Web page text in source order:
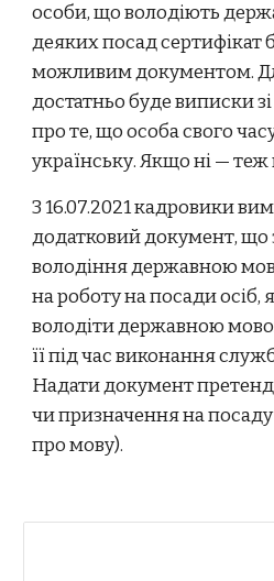
особи, що володіють
деяких посад сертифікат
можливим документом.
достатньо буде виписки
про те, що особа свого
українську. Якщо ні — теж
З 16.07.2021 кадровики
додатковий документ, що
володіння державною
на роботу на посади осіб,
володіти державною
її під час виконання
Надати документ
чи призначення на посаду
про мову).